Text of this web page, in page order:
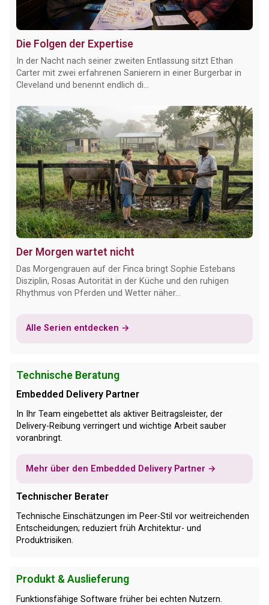
Die Folgen der Expertise
In der Nacht nach seiner zweiten Entlassung sitzt Ethan
Carter mit zwei erfahrenen Sanierern in einer Burgerbar in
Cleveland und benennt endlich di...
Der Morgen wartet nicht
Das Morgengrauen auf der Finca bringt Sophie Estebans
Disziplin, Rosas Autorität in der Küche und den ruhigen
Rhythmus von Pferden und Wetter näher...
Alle Serien entdecken →
Technische Beratung
Embedded Delivery Partner
In Ihr Team eingebettet als aktiver Beitragsleister, der
Delivery-Reibung verringert und wichtige Arbeit sauber
voranbringt.
Mehr über den Embedded Delivery Partner →
Technischer Berater
Technische Einschätzungen im Peer-Stil vor weitreichenden
Entscheidungen; reduziert früh Architektur- und
Produktrisiken.
Produkt & Auslieferung
Funktionsfähige Software früher bei echten Nutzern.